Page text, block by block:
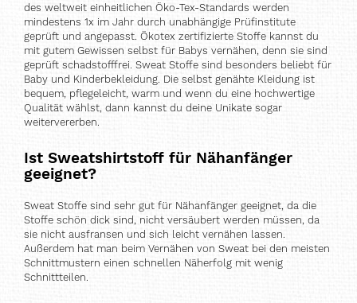
des weltweit einheitlichen Öko-Tex-Standards werden
mindestens 1x im Jahr durch unabhängige Prüfinstitute
geprüft und angepasst. Ökotex zertifizierte Stoffe kannst du
mit gutem Gewissen selbst für Babys vernähen, denn sie sind
geprüft schadstofffrei. Sweat Stoffe sind besonders beliebt für
Baby und Kinderbekleidung. Die selbst genähte Kleidung ist
bequem, pflegeleicht, warm und wenn du eine hochwertige
Qualität wählst, dann kannst du deine Unikate sogar
weitervererben.
Ist Sweatshirtstoff für Nähanfänger
geeignet?
Sweat Stoffe sind sehr gut für Nähanfänger geeignet, da die
Stoffe schön dick sind, nicht versäubert werden müssen, da
sie nicht ausfransen und sich leicht vernähen lassen.
Außerdem hat man beim Vernähen von Sweat bei den meisten
Schnittmustern einen schnellen Näherfolg mit wenig
Schnittteilen.